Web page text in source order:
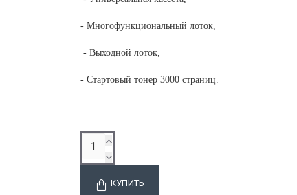
- Многофункциональный лоток,
- Выходной лоток,
- Стартовый тонер 3000 страниц.
КУПИТЬ